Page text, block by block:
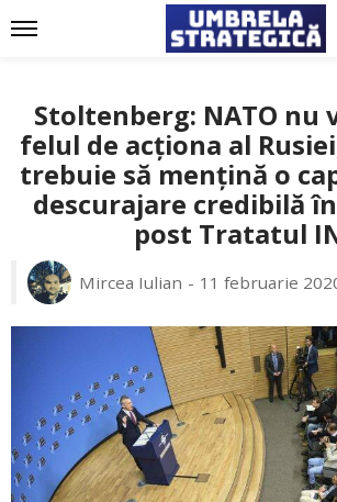
Stoltenberg: NATO nu
felul de acționa al
trebuie să mențină o
descurajare credibilă
post Tratatul
Mircea Iulian 11 februarie